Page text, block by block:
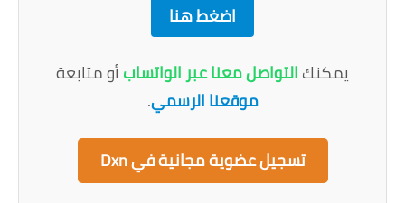
اضغط هنا
يمكنكالتواصل معنا عبر الواتسابأو متابعة
موقعنا الرسمي.
تسجيل عضوية مجانية في Dxn